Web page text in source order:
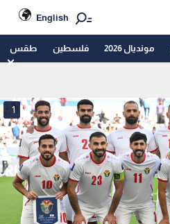
English
مونديال 2026 فلسطين طقس
1